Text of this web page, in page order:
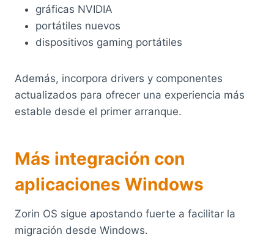
gráficas NVIDIA
portátiles nuevos
dispositivos gaming portátiles
Además, incorpora drivers y componentes
actualizados para ofrecer una experiencia más
estable desde el primer arranque.
Más integración con
aplicaciones Windows
Zorin OS sigue apostando fuerte a facilitar la
migración desde Windows.